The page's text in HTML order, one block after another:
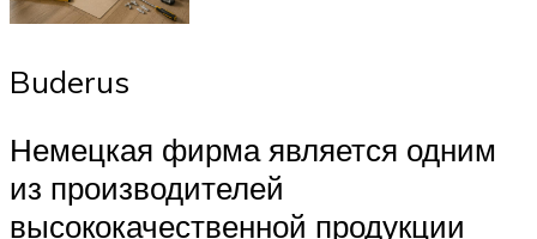
Buderus
Немецкая фирма является одним
из производителей
высококачественной продукции